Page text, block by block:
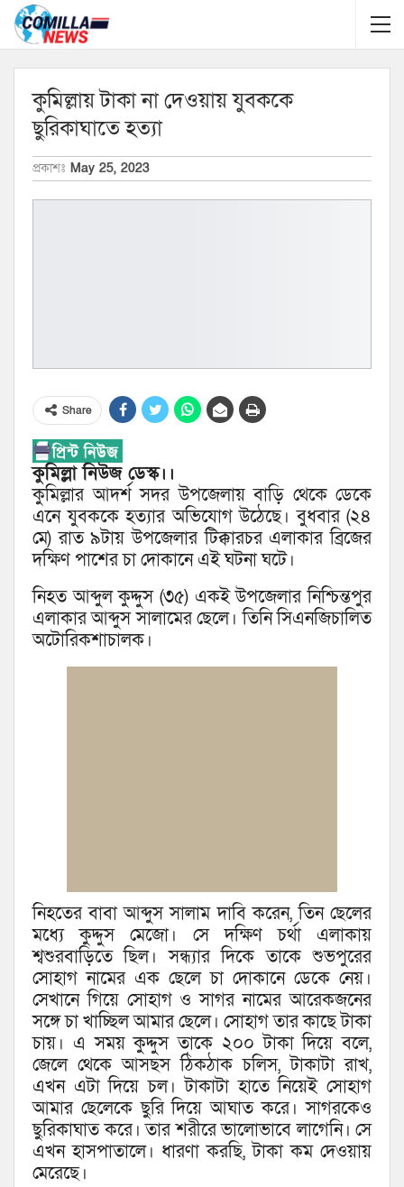
কুমিল্লায় টাকা না দেওয়ায় যুবককে
ছুরিকাঘাতে হত্যা
প্রকাশঃ May 25, 2023
Share
কুমিল্লা নিউজ ডেস্ক।।
কুমিল্লার আদর্শ সদর উপজেলায় বাড়ি থেকে ডেকে
এনে যুবককে হত্যার অভিযোগ উঠেছে। বুধবার (২৪
মে) রাত ৯টায় উপজেলার টিক্কারচর এলাকার ব্রিজের
দক্ষিণ পাশের চা দোকানে এই ঘটনা ঘটে।
নিহত আব্দুল কুদ্দুস (৩৫) একই উপজেলার নিশ্চিন্তপুর
এলাকার আব্দুস সালামের ছেলে। তিনি সিএনজিচালিত
অটোরিকশাচালক।
নিহতের বাবা আব্দুস সালাম দাবি করেন, তিন ছেলের
মধ্যে কুদ্দুস মেজো। সে দক্ষিণ চর্থা এলাকায়
শ্বশুরবাড়িতে ছিল। সন্ধ্যার দিকে তাকে শুভপুরের
সোহাগ নামের এক ছেলে চা দোকানে ডেকে নেয়।
সেখানে গিয়ে সোহাগ ও সাগর নামের আরেকজনের
সঙ্গে চা খাচ্ছিল আমার ছেলে। সোহাগ তার কাছে টাকা
চায়। এ সময় কুদ্দুস তাকে ২০০ টাকা দিয়ে বলে,
জেলে থেকে আসছস ঠিকঠাক চলিস, টাকাটা রাখ,
এখন এটা দিয়ে চল। টাকাটা হাতে নিয়েই সোহাগ
আমার ছেলেকে ছুরি দিয়ে আঘাত করে। সাগরকেও
ছুরিকাঘাত করে। তার শরীরে ভালোভাবে লাগেনি। সে
এখন হাসপাতালে। ধারণা করছি, টাকা কম দেওয়ায়
মেরেছে।